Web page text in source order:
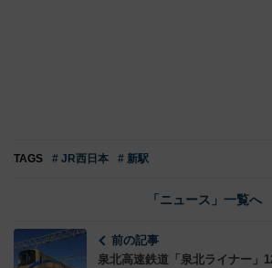
TAGS # JR西日本 # 新駅
「ニュース」一覧へ
前の記事
泉北高速鉄道「泉北ライナー